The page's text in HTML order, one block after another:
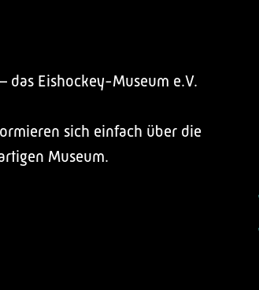
das Eishockey-Museum e.V.
sich einfach über die
Museum.